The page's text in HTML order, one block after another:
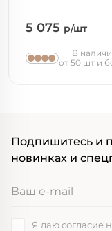
5 075 р/шт
В
от 50 шт и
Подпишитесь и
новинках и
Я даю согласие